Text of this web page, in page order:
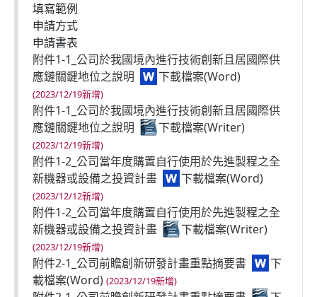
填寫範例
申請方式
申請書表
附件1-1_公司於我國境內進行技術創新且居國際供
應鏈關鍵地位之說明
(2023/12/19新增)
附件1-1_公司於我國境內進行技術創新且居國際供
應鏈關鍵地位之說明
(2023/12/19新增)
附件1-2_公司當年度購置自行使用於先進製程之全
新機器或設備之投資計畫
(2023/12/12新增)
附件1-2_公司當年度購置自行使用於先進製程之全
新機器或設備之投資計畫
(2023/12/19新增)
附件2-1_公司前瞻創新研發計畫重點摘要書
(2023/12/19新增)